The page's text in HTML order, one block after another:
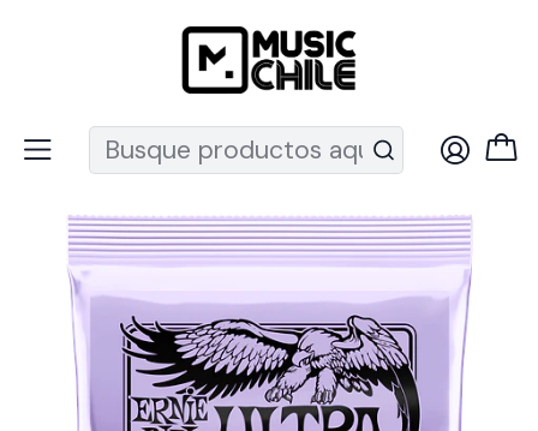
Recuerda que ahora nos puedes encontrar en el MUT
Instrumentos de Cuerda Guitarras
Set de Cuerdas Ernie Ball Ultra Slinky 10 – 48